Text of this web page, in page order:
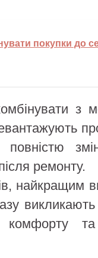
покупки до
з
повністю
ремонту.
найкращим
комфорту та